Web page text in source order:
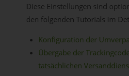
Diese Einstellungen sind
den folgenden Tutorials im
Konfiguration der
Übergabe der
tatsächlichen